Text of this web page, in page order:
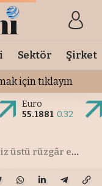
Sektör Şirket
için tıklayın
Euro
55.1881 0.32
enerjisinde 2035 hedefi 5 bin megavat